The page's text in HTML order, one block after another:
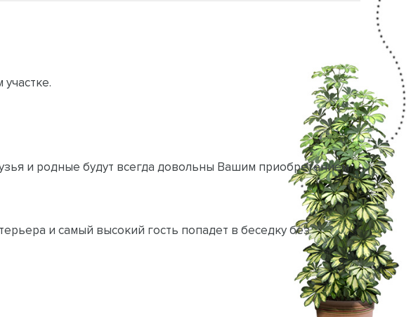
и родные будут всегда довольны Вашим приобретением
и самый высокий гость попадет в беседку без
к другу. Они изготавливаются из качественной древесины